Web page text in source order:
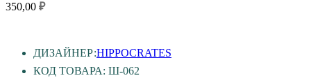
350,00 ₽
ДИЗАЙНЕР:HIPPOCRATES
КОД ТОВАРА: Ш-062